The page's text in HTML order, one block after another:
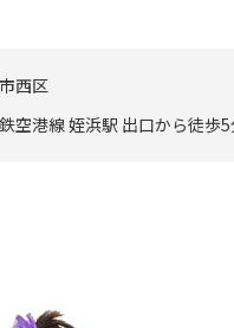
西区
空港線 姪浜駅 出口から徒歩